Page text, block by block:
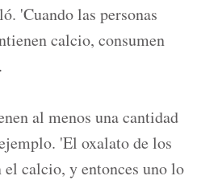
'Cuando las personas
calcio, consumen
al menos una cantidad
'El oxalato de los
calcio, y entonces uno lo